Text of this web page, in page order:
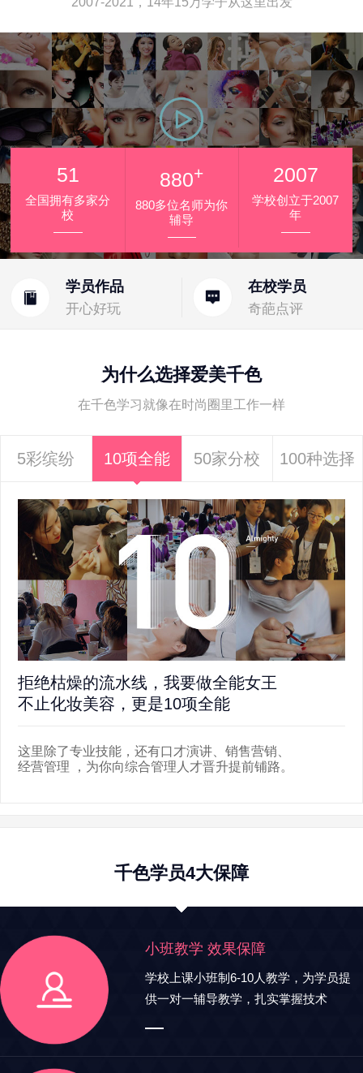
学员作品
开心好玩
在校学员
奇葩点评
51
全国拥有多家分
校
880+
880多位名师为你
辅导
2007
学校创立于2007
年
为什么选择爱美千色
在千色学习就像在时尚圈里工作一样
5彩缤纷 10项全能 50家分校 100种选择
拒绝枯燥的流水线，我要做全能女王
不止化妆美容，更是10项全能
这里除了专业技能，还有口才演讲、销售营销、
经营管理 ，为你向综合管理人才晋升提前铺路。
千色学员4大保障
小班教学 效果保障
学校上课小班制6-10人教学，为学员提
供一对一辅导教学，扎实掌握技术